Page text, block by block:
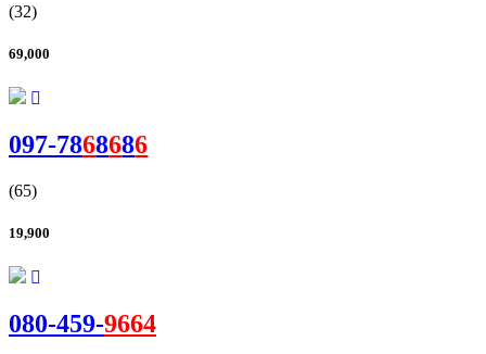
(32)
69,000
097-7868686
(65)
19,900
080-459-9664